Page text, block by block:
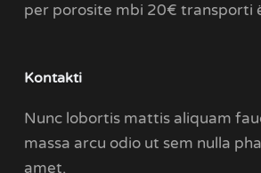
per porosite mbi 20€ transporti
Kontakti
Nunc lobortis mattis aliquam
massa arcu odio ut sem nulla
amet.